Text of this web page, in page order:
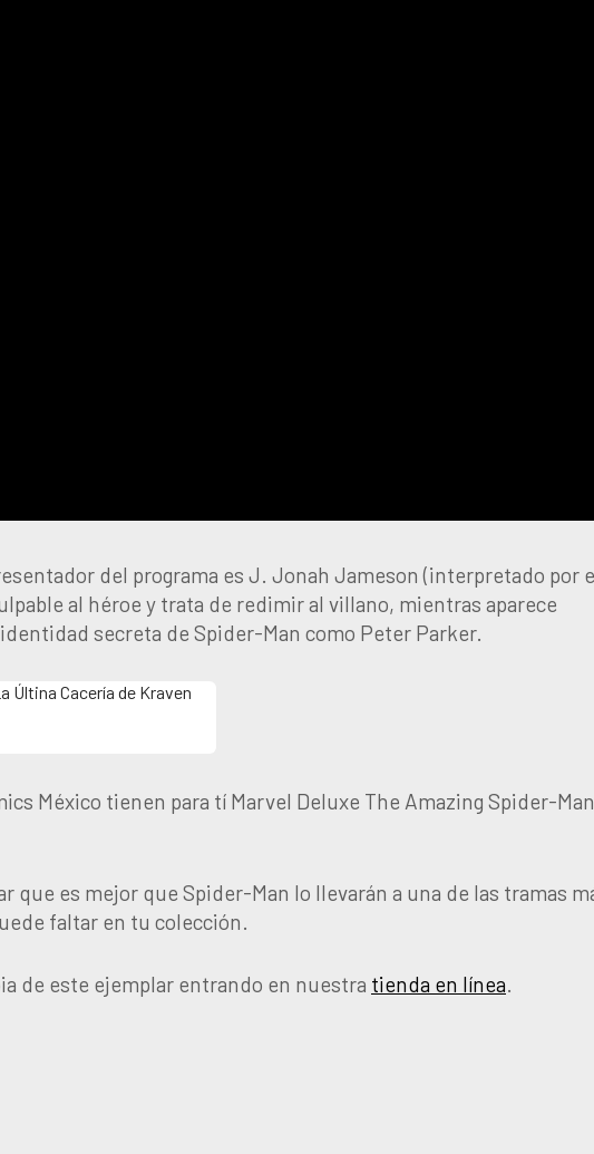
del programa es J. Jonah Jameson (interpretado por
al héroe y trata de redimir al villano, mientras aparece
secreta de Spider-Man como Peter Parker.
México tienen para tí Marvel Deluxe The Amazing Spider-
que es mejor que Spider-Man lo llevarán a una de las tramas
faltar en tu colección.
de este ejemplar entrando en nuestra tienda en línea.